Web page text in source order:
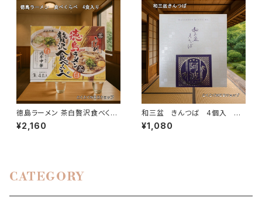
徳島ラーメン 茶白贅沢食べくら
べ 4食入（各店舗2食入り） 茶系
の銘店 ふく利 白系の銘店 岡
¥2,160
和三盆 きんつば 4個入 送
料無料
¥1,080
CATEGORY